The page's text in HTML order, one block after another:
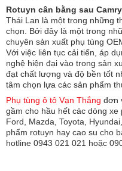
Rotuyn cân bằng sau Camry
Thái Lan là một trong những
chọn. Bởi đây là một trong
chuyên sản xuất phụ tùng
Với việc liên tục cải tiến, áp
nghệ hiện đại vào trong sản
đạt chất lượng và độ bền tốt
tâm chọn lựa các sản phẩm
Phụ tùng ô tô Vạn Thắng đơn
gầm cho hầu hết các dòng
Ford, Mazda, Toyota,
phẩm rotuyn hay cao su cho
hotline 0943 021 021 hoặc